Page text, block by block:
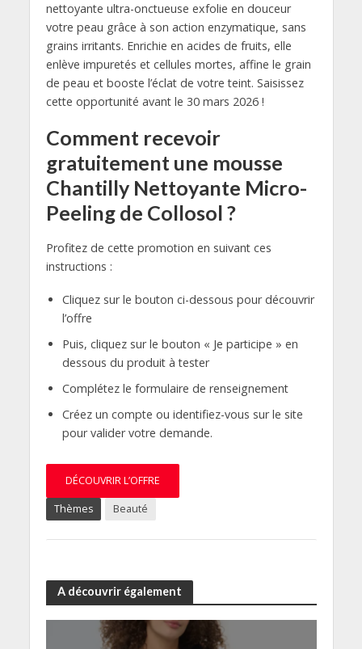
nettoyante ultra-onctueuse exfolie en douceur
votre peau grâce à son action enzymatique, sans
grains irritants. Enrichie en acides de fruits, elle
enlève impuretés et cellules mortes, affine le grain
de peau et booste l’éclat de votre teint. Saisissez
cette opportunité avant le 30 mars 2026 !
Comment recevoir
gratuitement une mousse
Chantilly Nettoyante Micro-
Peeling de Collosol ?
Profitez de cette promotion en suivant ces
instructions :
‌Cliquez sur le bouton ci-dessous pour découvrir
l’offre
‌Puis, cliquez sur le bouton « Je participe » en
dessous du produit à tester
‌Complétez le formulaire de renseignement
‌Créez un compte ou identifiez-vous sur le site
pour valider votre demande.
DÉCOUVRIR L’OFFRE
Thèmes Beauté
A découvrir également